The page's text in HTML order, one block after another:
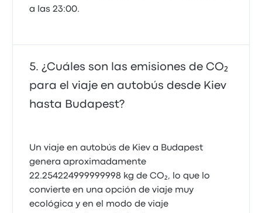
a las 23:00.
¿Cuáles son las emisiones de CO₂
para el viaje en autobús desde Kiev
hasta Budapest?
Un viaje en autobús de Kiev a Budapest
genera aproximadamente
22.254224999999998 kg de CO₂, lo que lo
convierte en una opción de viaje muy
ecológica y en el modo de viaje